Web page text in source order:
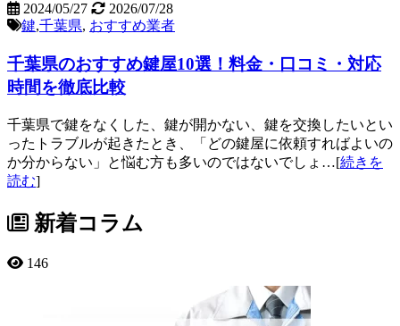
2024/05/27
2026/07/28
鍵,千葉県, おすすめ業者
千葉県のおすすめ鍵屋10選！料金・口コミ・対応
時間を徹底比較
千葉県で鍵をなくした、鍵が開かない、鍵を交換したいとい
ったトラブルが起きたとき、「どの鍵屋に依頼すればよいの
か分からない」と悩む方も多いのではないでしょ…[続きを
読む]
新着コラム
146